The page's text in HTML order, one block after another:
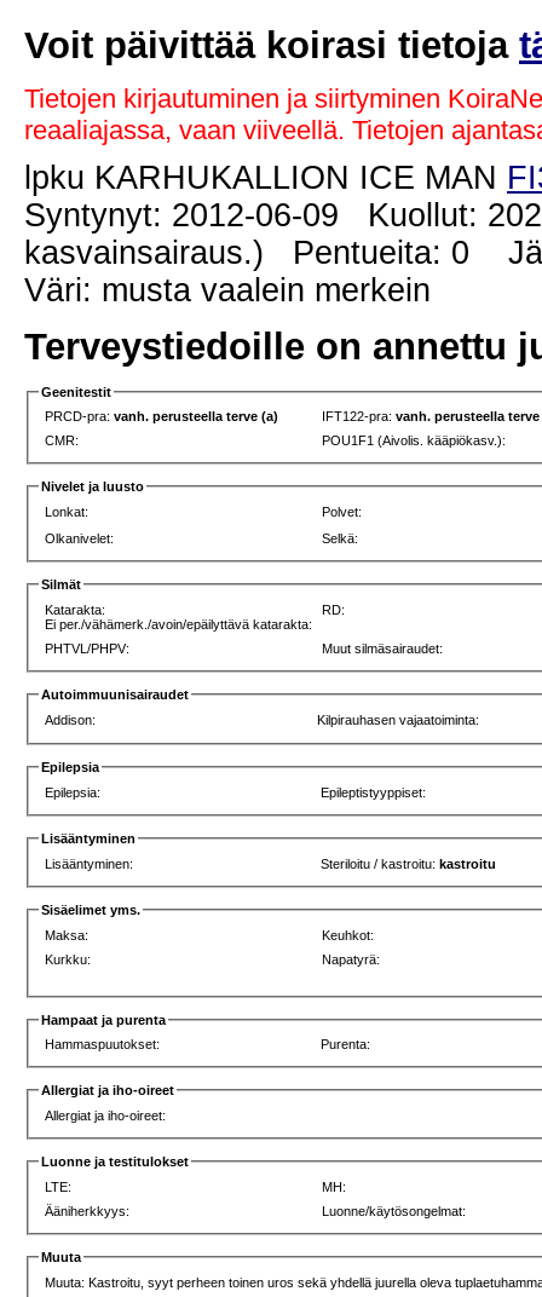
Voit päivittää koirasi tietoja
Tietojen kirjautuminen ja siirtyminen
reaaliajassa, vaan viiveellä. Tietojen
lpku KARHUKALLION ICE MAN
Syntynyt: 2012-06-09 Kuollut:
kasvainsairaus.) Pentueita: 0
Väri: musta vaalein merkein
Terveystiedoille on annettu
Geenitestit
PRCD-pra:vanh. perusteella terve (a) IFT122-pra:vanh. perusteella terve
CMR:
POU1F1 (Aivolis. kääpiökasv.):
Nivelet ja luusto
Lonkat:
Polvet:
Olkanivelet:
Selkä:
Silmät
Katarakta:
Ei per./vähämerk./avoin/epäilyttävä katarakta:
RD:
PHTVL/PHPV: Muut silmäsairaudet:
Autoimmuunisairaudet
Addison:
Kilpirauhasen vajaatoiminta:
Epilepsia
Epilepsia:
Epileptistyyppiset:
Lisääntyminen
Lisääntyminen:
Steriloitu / kastroitu:kastroitu
Sisäelimet yms.
Maksa:
Keuhkot:
Kurkku:
Napatyrä:
Hampaat ja purenta
Hammaspuutokset:
Purenta:
Allergiat ja iho-oireet
Allergiat ja iho-oireet:
Luonne ja testitulokset
LTE:
MH:
Ääniherkkyys:
Luonne/käytösongelmat:
Muuta
Muuta: Kastroitu, syyt perheen toinen uros sekä yhdellä juurella oleva